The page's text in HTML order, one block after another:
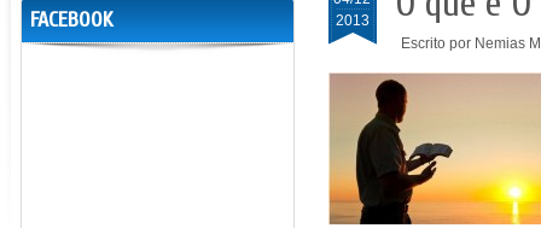
2013
Escrito por Nemias
FACEBOOK